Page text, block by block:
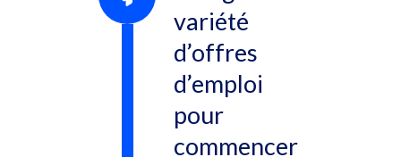
variété
d’offres
d’emploi
pour
commencer